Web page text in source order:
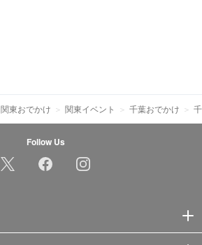
関東おでかけ 関東イベント 千葉おでかけ
Follow Us